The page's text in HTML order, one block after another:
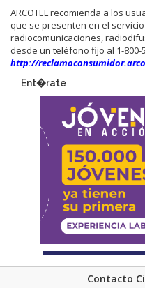
ARCOTEL recomienda a los
que se presenten en el
radiocomunicaciones,
desde un teléfono fijo al 1-800-
http://
Ent�rate
Contacto